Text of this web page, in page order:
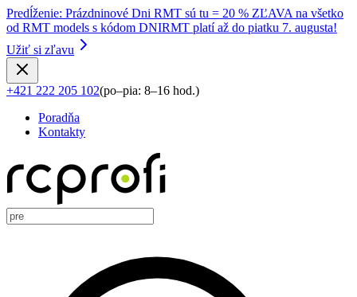
Predĺženie: Prázdninové Dni RMT sú tu = 20 % ZĽAVA na všetko
od RMT models s kódom DNIRMT platí až do piatku 7. augusta!
Užiť si zľavu
+421 222 205 102(po–pia: 8–16 hod.)
Poradňa
Kontakty